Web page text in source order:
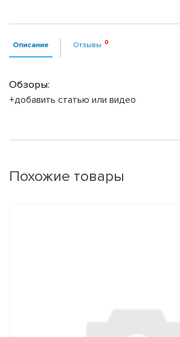
Описание Отзывы
Обзоры:
+добавить статью или видео
Похожие товары